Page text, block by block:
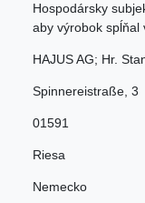
Hospodársky
aby výrobok spĺňal
HAJUS AG; Hr.
Spinnereistraße 3
01591
Riesa
Nemecko